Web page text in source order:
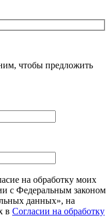
чтобы предложить
на обработку моих
с Федеральным законом
данных», на
в Согласии на обработку